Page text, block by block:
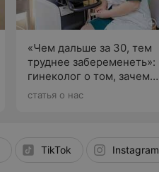
«Чем дальше за 30, тем
труднее забеременеть»:
гинеколог о том, зачем
женщинам замораживать
статья о нас
TikTok Instagram